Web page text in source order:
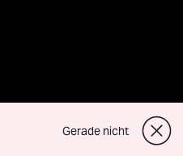
Gerade nicht